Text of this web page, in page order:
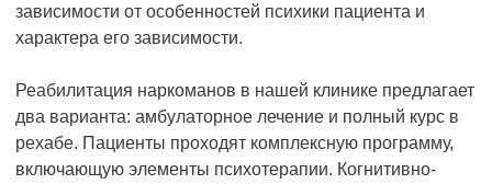
зависимости от особенностей психики пациента и
характера его зависимости.
Реабилитация наркоманов в нашей клинике предлагает
два варианта: амбулаторное лечение и полный курс в
рехабе. Пациенты проходят комплексную программу,
включающую элементы психотерапии. Когнитивно-